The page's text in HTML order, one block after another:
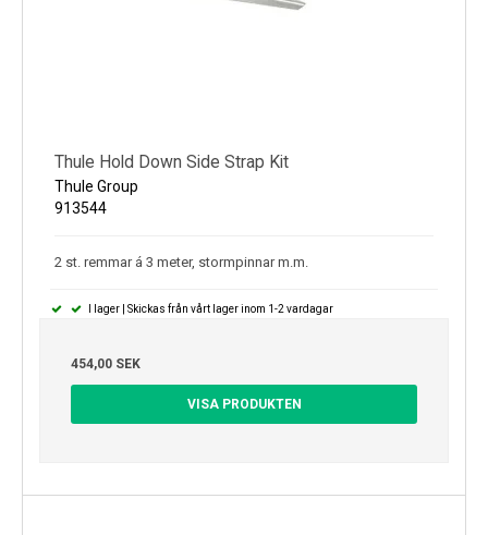
Thule Hold Down Side Strap Kit
Thule Group
913544
2 st. remmar á 3 meter, stormpinnar m.m.
I lager | Skickas från vårt lager inom 1-2 vardagar
454,00 SEK
VISA PRODUKTEN